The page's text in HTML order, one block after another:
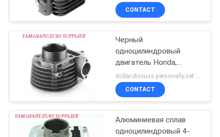
интенсивностью
CONTACT
Черный
одноцилиндровый
двигатель Honda,
алюминиевый
цилиндровый блок GY6-
125
CONTACT
Алюминиевая сплав
одноцилиндровый 4-